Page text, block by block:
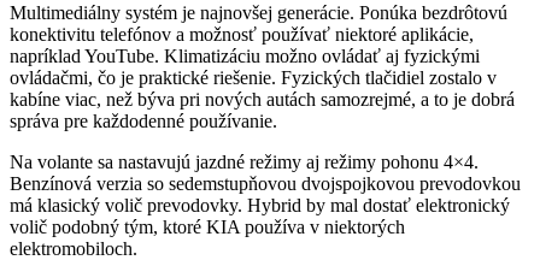
Multimediálny systém je najnovšej generácie. Ponúka bezdrôtovú
konektivitu telefónov a možnosť používať niektoré aplikácie,
napríklad YouTube. Klimatizáciu možno ovládať aj fyzickými
ovládačmi, čo je praktické riešenie. Fyzických tlačidiel zostalo v
kabíne viac, než býva pri nových autách samozrejmé, a to je dobrá
správa pre každodenné používanie.
Na volante sa nastavujú jazdné režimy aj režimy pohonu 4×4.
Benzínová verzia so sedemstupňovou dvojspojkovou prevodovkou
má klasický volič prevodovky. Hybrid by mal dostať elektronický
volič podobný tým, ktoré KIA používa v niektorých
elektromobiloch.